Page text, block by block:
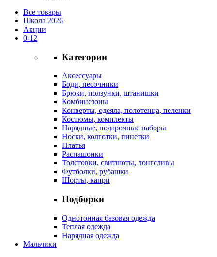
Все товары
Школа 2026
Акции
0-12
Категории
Аксессуары
Боди, песочники
Брюки, ползунки, штанишки
Комбинезоны
Конверты, одеяла, полотенца, пеленки
Костюмы, комплекты
Нарядные, подарочные наборы
Носки, колготки, пинетки
Платья
Распашонки
Толстовки, свитшоты, лонгсливы
Футболки, рубашки
Шорты, капри
Подборки
Однотонная базовая одежда
Теплая одежда
Нарядная одежда
Мальчики